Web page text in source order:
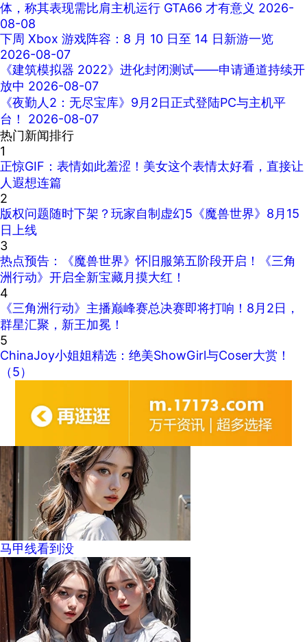
体，称其表现需比肩主机运行 GTA66 才有意义 2026-
08-08
下周 Xbox 游戏阵容：8 月 10 日至 14 日新游一览
2026-08-07
《建筑模拟器 2022》进化封闭测试——申请通道持续开
放中 2026-08-07
《夜勤人2：无尽宝库》9月2日正式登陆PC与主机平
台！
2026-08-07
热门新闻排行
1
正惊GIF：表情如此羞涩！美女这个表情太好看，直接让
人遐想连篇
2
版权问题随时下架？玩家自制虚幻5《魔兽世界》8月15
日上线
3
热点预告：《魔兽世界》怀旧服第五阶段开启！《三角
洲行动》开启全新宝藏月摸大红！
4
《三角洲行动》主播巅峰赛总决赛即将打响！8月2日，
群星汇聚，新王加冕！
5
ChinaJoy小姐姐精选：绝美ShowGirl与Coser大赏！
（5）
马甲线看到没